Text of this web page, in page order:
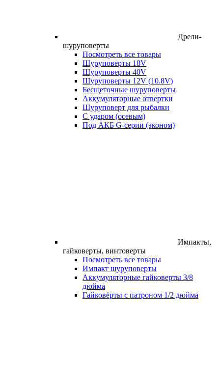
Дрели-
шуруповерты
Посмотреть все товары
Шуруповерты 18V
Шуруповерты 40V
Шуруповерты 12V (10.8V)
Бесщеточные шуруповерты
Аккумуляторные отвертки
Шуруповерт для рыбалки
С ударом (осевым)
Под АКБ G-серии (эконом)
Импакты,
гайковерты, винтоверты
Посмотреть все товары
Импакт шуруповерты
Аккумуляторные гайковерты 3/8
дюйма
Гайковёрты с патроном 1/2 дюйма